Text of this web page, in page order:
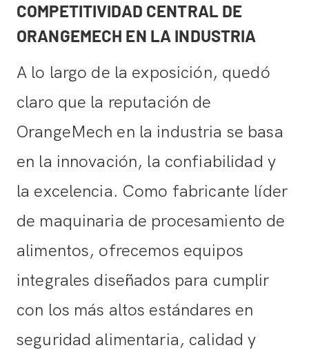
COMPETITIVIDAD CENTRAL DE
ORANGEMECH EN LA INDUSTRIA
A lo largo de la exposición, quedó
claro que la reputación de
OrangeMech en la industria se basa
en la innovación, la confiabilidad y
la excelencia. Como fabricante líder
de maquinaria de procesamiento de
alimentos, ofrecemos equipos
integrales diseñados para cumplir
con los más altos estándares en
seguridad alimentaria, calidad y